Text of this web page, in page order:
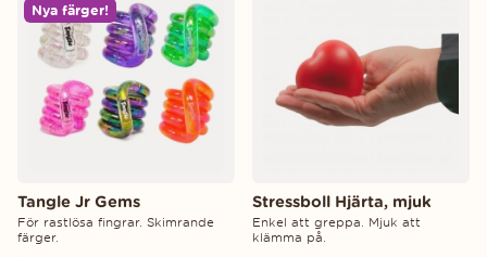
Nya färger!
Tangle Jr Gems
För rastlösa fingrar. Skimrande
färger.
Stressboll Hjärta, mjuk
Enkel att greppa. Mjuk att
klämma på.